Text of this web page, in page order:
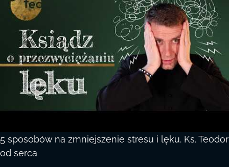
5 sposobów na zmniejszenie stresu i lęku. Ks. Teodor
od serca